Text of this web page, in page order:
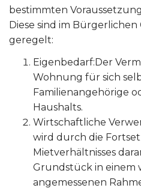
bestimmten
Diese sind im
geregelt:
Eigenbedarf:Der
Wohnung für sich
Familienangehörige
Haushalts.
Wirtschaftliche
wird durch die
Mietverhältnisses
Grundstück in einem
angemessenen